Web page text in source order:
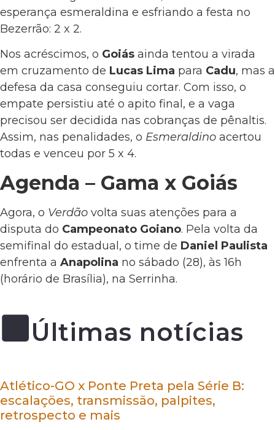
esperança esmeraldina e esfriando a festa no
Bezerrão: 2 x 2.
Nos acréscimos, o Goiás ainda tentou a virada
em cruzamento de Lucas Lima para Cadu, mas a
defesa da casa conseguiu cortar. Com isso, o
empate persistiu até o apito final, e a vaga
precisou ser decidida nas cobranças de pênaltis.
Assim, nas penalidades, o Esmeraldino acertou
todas e venceu por 5 x 4.
Agenda – Gama x Goiás
Agora, o Verdão volta suas atenções para a
disputa do Campeonato Goiano. Pela volta da
semifinal do estadual, o time de Daniel Paulista
enfrenta a Anapolina no sábado (28), às 16h
(horário de Brasília), na Serrinha.
Últimas notícias
Atlético-GO x Ponte Preta pela Série B:
escalações, transmissão, palpites,
retrospecto e mais